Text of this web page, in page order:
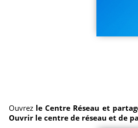
Ouvrez le Centre Réseau et
Ouvrir le centre de réseau et de